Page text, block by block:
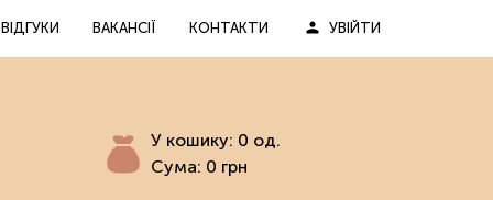
ВІДГУКИ ВАКАНСІЇ КОНТАКТИ УВІЙТИ
У кошику: 0 од.
Сума: 0 грн